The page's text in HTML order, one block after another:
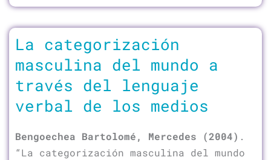
La categorización
masculina del mundo a
través del lenguaje
verbal de los medios
Bengoechea Bartolomé, Mercedes (2004) .
“La categorización masculina del mundo